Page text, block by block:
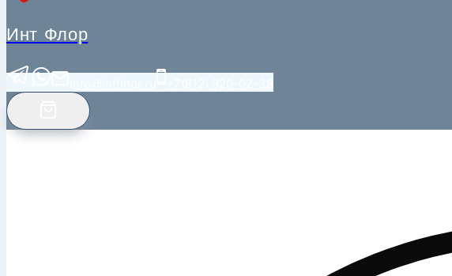
Инт Флор